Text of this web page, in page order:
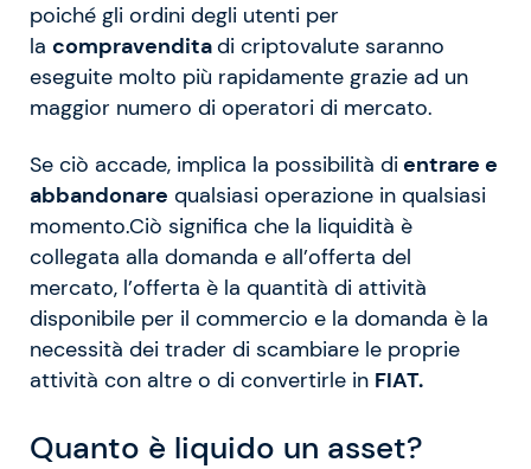
poiché gli ordini degli utenti per
la compravenditadi criptovalute saranno
eseguite molto più rapidamente grazie ad un
maggior numero di operatori di mercato.
Se ciò accade, implica la possibilità di entrare e
abbandonare qualsiasi operazione in qualsiasi
momento.Ciò significa che la liquidità è
collegata alla domanda e all’offerta del
mercato, l’offerta è la quantità di attività
disponibile per il commercio e la domanda è la
necessità dei trader di scambiare le proprie
attività con altre o di convertirle in FIAT.
Quanto è liquido un asset?